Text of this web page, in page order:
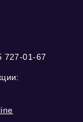
727-01-67